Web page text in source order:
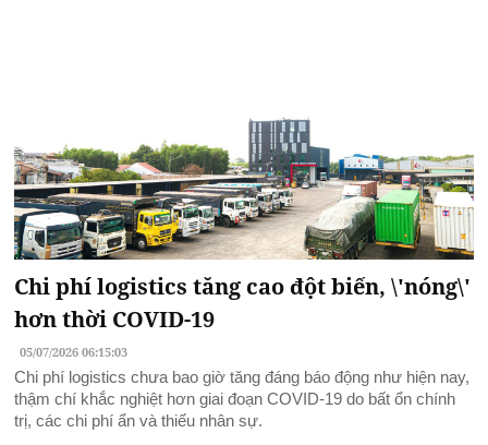
Chi phí logistics tăng cao đột biến, \'nóng\'
hơn thời COVID-19
05/07/2026 06:15:03
Chi phí logistics chưa bao giờ tăng đáng báo động như hiện nay,
thậm chí khắc nghiệt hơn giai đoạn COVID-19 do bất ổn chính
trị, các chi phí ẩn và thiếu nhân sự.